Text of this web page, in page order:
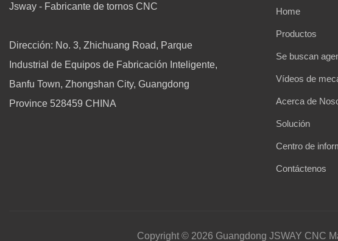
Jsway - Fabricante de tornos CNC
Dirección: No. 3, Zhichuang Road, Parque
Industrial de Equipos de Fabricación Inteligente,
Banfu Town, Zhongshan City, Guangdong
Province 528459 CHINA
Home
Productos
Se buscan
Vídeos de
Acerca de
Solución
Centro de
Contáctenos
Copyright © 2026 Guangdong JSWAY CNC